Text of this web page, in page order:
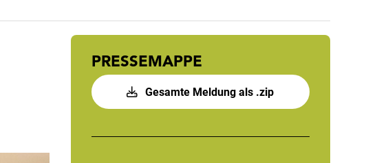
PRESSEMAPPE
Gesamte Meldung als .zip